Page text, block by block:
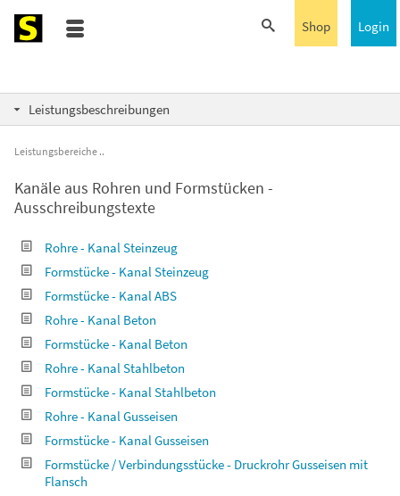
Login
Shop
Leistungsbeschreibungen
Leistungsbereiche
Kanäle aus Rohren und Formstücken -
Ausschreibungstexte
Rohre - Kanal Steinzeug
Formstücke - Kanal Steinzeug
Formstücke - Kanal ABS
Rohre - Kanal Beton
Formstücke - Kanal Beton
Rohre - Kanal Stahlbeton
Formstücke - Kanal Stahlbeton
Rohre - Kanal Gusseisen
Formstücke - Kanal Gusseisen
Formstücke / Verbindungsstücke - Druckrohr Gusseisen mit
Flansch